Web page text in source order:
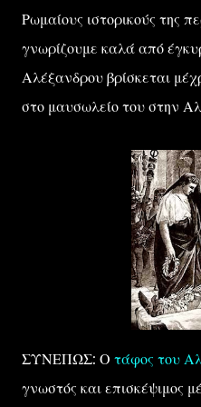
Ρωμαίους ιστορικούς της
γνωρίζουμε καλά από
Αλέξανδρου βρίσκεται
στο μαυσωλείο του στην
ΣΥΝΕΠΩΣ: Ο τάφος του
γνωστός και επισκέψιμος